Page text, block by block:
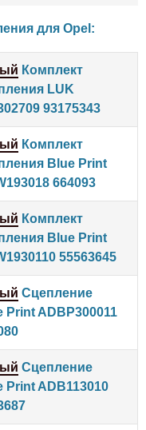
для Opel :
Комплект
LUK
93175343
Комплект
Blue Print
664093
Комплект
Blue Print
55563645
Сцепление
Print ADBP300011
Сцепление
Print ADB113010